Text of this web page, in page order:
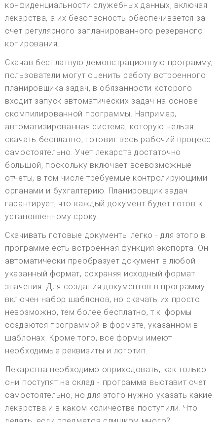
конфиденциальности служебных данных, включая
лекарства, а их безопасность обеспечивается за
счет регулярного запланированного резервного
копирования.
Скачав бесплатную демонстрационную программу,
пользователи могут оценить работу встроенного
планировщика задач, в обязанности которого
входит запуск автоматических задач на основе
скомпилированной программы. Например,
автоматизированная система, которую нельзя
скачать бесплатно, готовит весь рабочий процесс
самостоятельно. Учет лекарств достаточно
большой, поскольку включает всевозможные
отчеты, в том числе требуемые контролирующими
органами и бухгалтерию. Планировщик задач
гарантирует, что каждый документ будет готов к
установленному сроку.
Скачивать готовые документы легко - для этого в
программе есть встроенная функция экспорта. Он
автоматически преобразует документ в любой
указанный формат, сохраняя исходный формат
значения. Для создания документов в программу
включен набор шаблонов, но скачать их просто
невозможно, тем более бесплатно, т.к. формы
создаются программой в формате, указанном в
шаблонах. Кроме того, все формы имеют
необходимые реквизиты и логотип.
Лекарства необходимо оприходовать, как только
они поступят на склад - программа выставит счет
самостоятельно, но для этого нужно указать какие
лекарства и в каком количестве поступили. Что